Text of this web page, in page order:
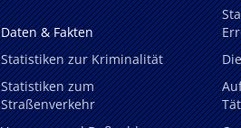
Daten & Fakten
Statistiken zur Kriminalität
Statistiken zum
Straßenverkehr